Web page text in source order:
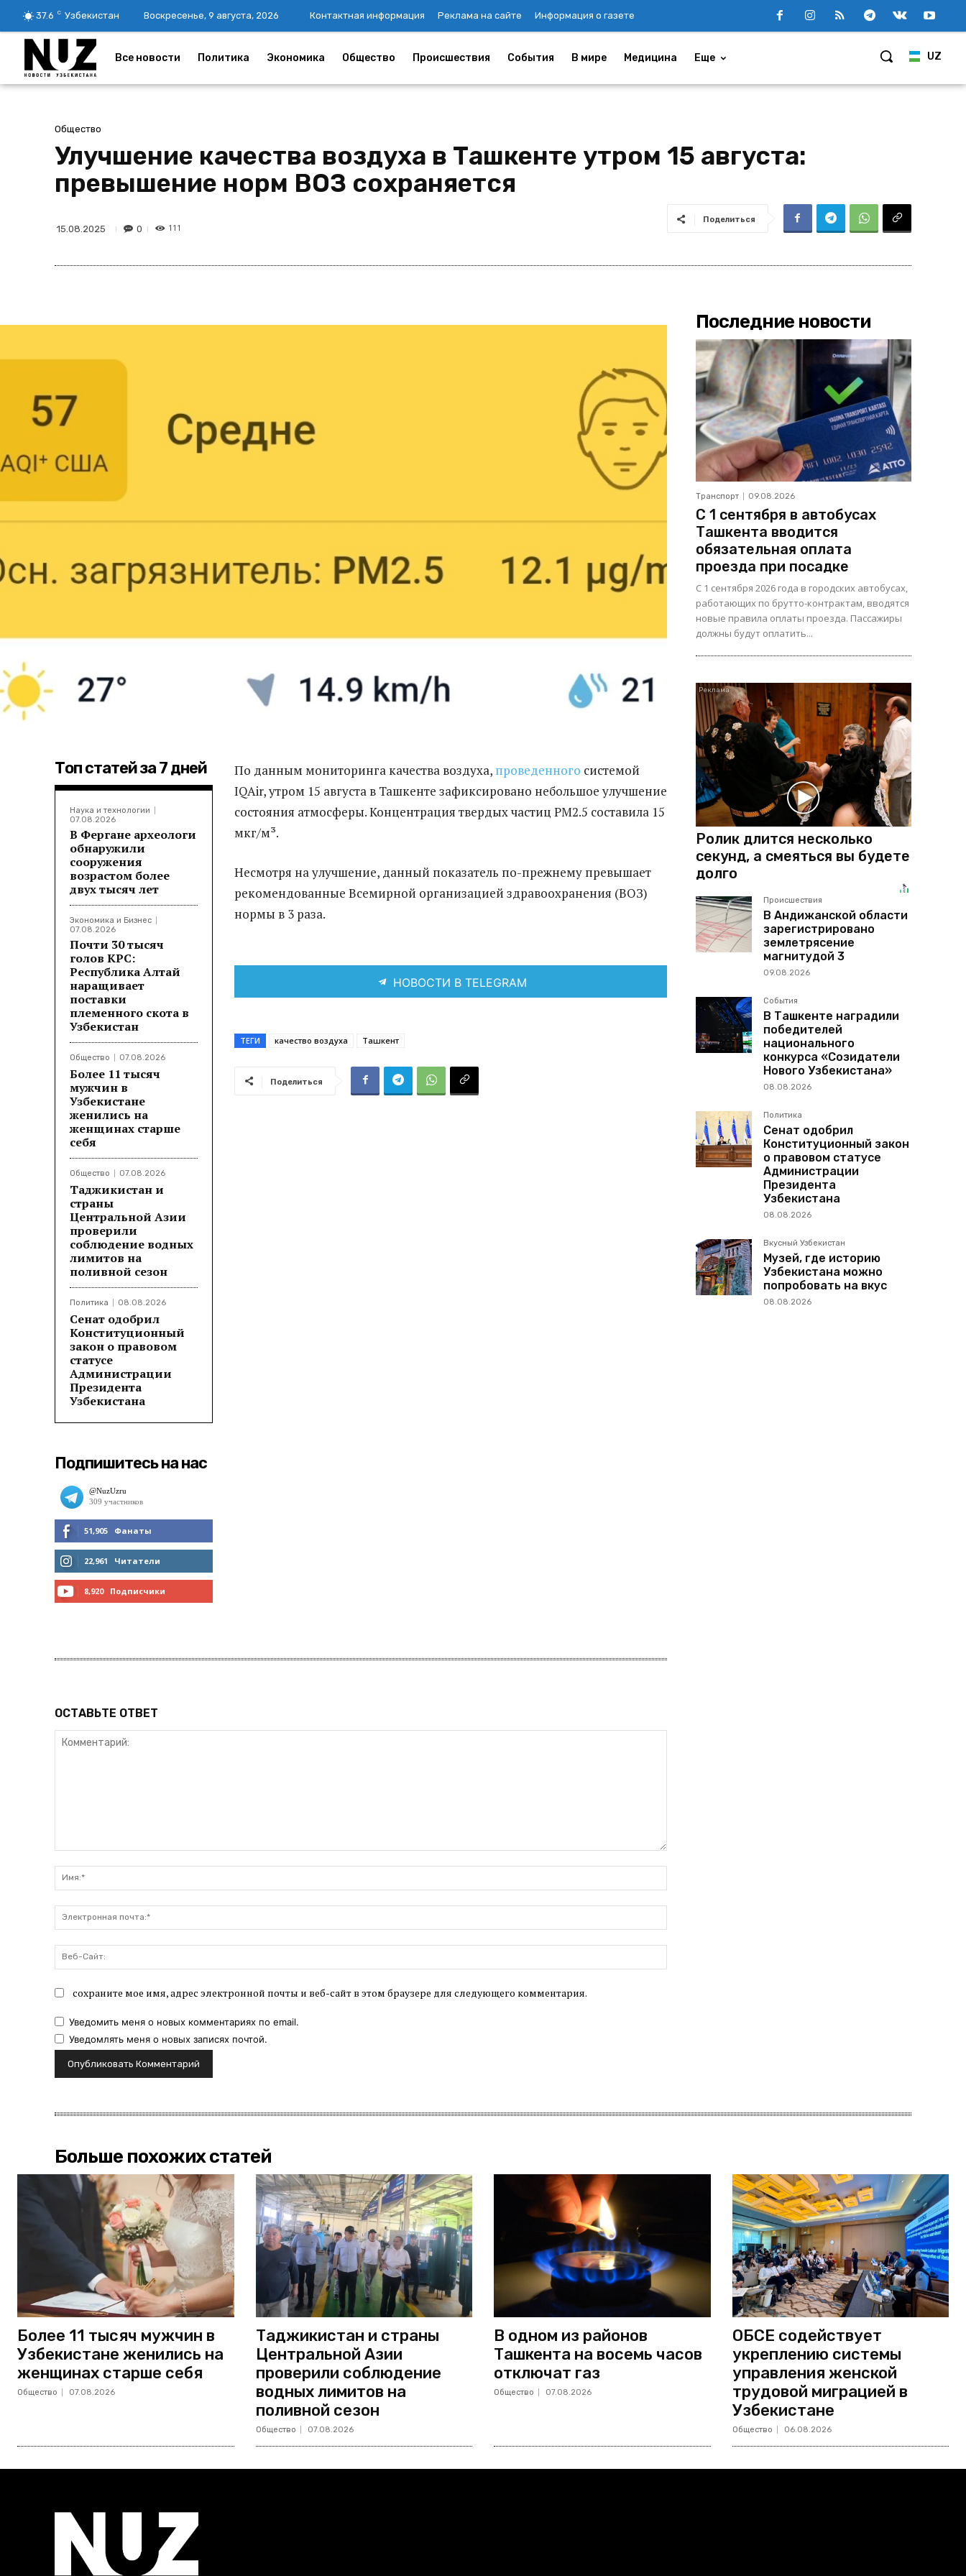
37.6 C Узбекистан Воскресенье, 9 августа, 2026 Контактная информация Реклама на сайте Информация о газете
UZ
Все новости Политика Экономика Общество Происшествия События В мире Медицина Еще
Общество
Улучшение качества воздуха в Ташкенте утром 15 августа:
превышение норм ВОЗ сохраняется
15.08.2025 0 111
Поделиться
Топ статей за 7 дней
Наука и технологии
07.08.2026
В Фергане археологи
обнаружили
сооружения
возрастом более
двух тысяч лет
Экономика и Бизнес
07.08.2026
Почти 30 тысяч
голов КРС:
Республика Алтай
наращивает
поставки
племенного скота в
Узбекистан
Общество 07.08.2026
Более 11 тысяч
мужчин в
Узбекистане
женились на
женщинах старше
себя
Общество 07.08.2026
Таджикистан и
страны
Центральной Азии
проверили
соблюдение водных
лимитов на
поливной сезон
Политика 08.08.2026
Сенат одобрил
Конституционный
закон о правовом
статусе
Администрации
Президента
Узбекистана
Подпишитесь на нас
51,905 Фанаты
МНЕ НРАВИТСЯ
22,961 Читатели
8,920 Подписчики
По данным мониторинга качества воздуха, проведенного системой
IQAir, утром 15 августа в Ташкенте зафиксировано небольшое улучшение
состояния атмосферы. Концентрация твердых частиц PM2.5 составила 15
мкг/м³.
Несмотря на улучшение, данный показатель по-прежнему превышает
рекомендованные Всемирной организацией здравоохранения (ВОЗ)
нормы в 3 раза.
НОВОСТИ В TELEGRAM
ТЕГИ качество воздуха Ташкент
Поделиться
ОСТАВЬТЕ ОТВЕТ
почта:*
Сайт:
сохраните мое имя, адрес электронной почты и веб-сайт в этом браузере для следующего комментария.
Уведомить меня о новых комментариях по email.
Уведомлять меня о новых записях почтой.
Последние новости
Транспорт 09.08.2026
С 1 сентября в автобусах
Ташкента вводится
обязательная оплата
проезда при посадке
С 1 сентября 2026 года в городских автобусах,
работающих по брутто-контрактам, вводятся
новые правила оплаты проезда. Пассажиры
должны будут оплатить...
Ролик длится несколько
секунд, а смеяться вы будете
долго
Происшествия
В Андижанской области
зарегистрировано
землетрясение
магнитудой 3
09.08.2026
События
В Ташкенте наградили
победителей
национального
конкурса «Созидатели
Нового Узбекистана»
08.08.2026
Политика
Сенат одобрил
Конституционный закон
о правовом статусе
Администрации
Президента
Узбекистана
08.08.2026
Вкусный Узбекистан
Музей, где историю
Узбекистана можно
попробовать на вкус
08.08.2026
Больше похожих статей
Более 11 тысяч мужчин в
Узбекистане женились на
женщинах старше себя
Общество 07.08.2026
Таджикистан и страны
Центральной Азии
проверили соблюдение
водных лимитов на
поливной сезон
Общество 07.08.2026
В одном из районов
Ташкента на восемь часов
отключат газ
Общество 07.08.2026
ОБСЕ содействует
укреплению системы
управления женской
трудовой миграцией в
Узбекистане
Общество 06.08.2026